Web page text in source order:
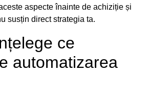
aspecte înainte de achiziție și
susțin direct strategia ta.
ce
automatizarea